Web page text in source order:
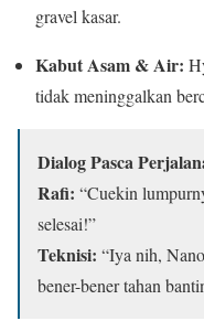
gravel kasar.
Kabut Asam & Air:
tidak meninggalkan
Dialog Pasca
Rafi: “Cuekin
selesai!”
Teknisi: “Iya nih,
bener-bener tahan